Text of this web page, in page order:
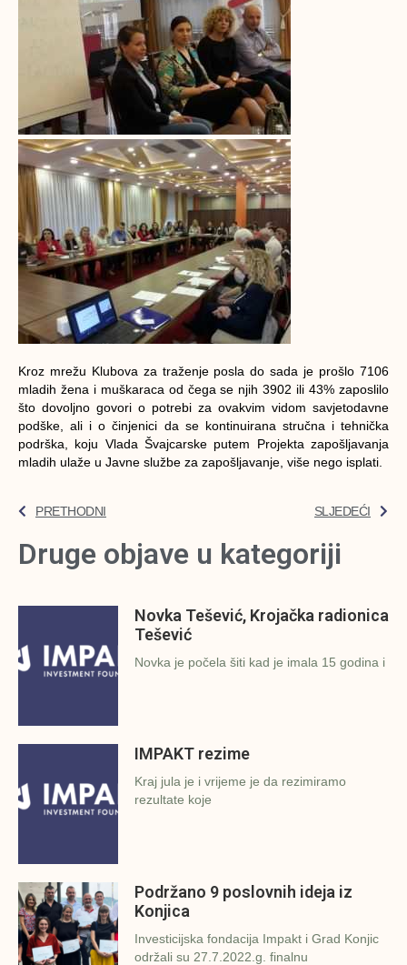
Kroz mrežu Klubova za traženje posla do sada je prošlo 7106
mladih žena i muškaraca od čega se njih 3902 ili 43% zaposlilo
što dovoljno govori o potrebi za ovakvim vidom savjetodavne
podške, ali i o činjenici da se kontinuirana stručna i tehnička
podrška, koju Vlada Švajcarske putem Projekta zapošljavanja
mladih ulaže u Javne službe za zapošljavanje, više nego isplati.
PRETHODNI SLJEDEĆI
Druge objave u kategoriji
Novka Tešević, Krojačka radionica
Tešević
Novka je počela šiti kad je imala 15 godina i
IMPAKT rezime
Kraj jula je i vrijeme je da rezimiramo
rezultate koje
Podržano 9 poslovnih ideja iz
Konjica
Investicijska fondacija Impakt i Grad Konjic
održali su 27.7.2022.g. finalnu